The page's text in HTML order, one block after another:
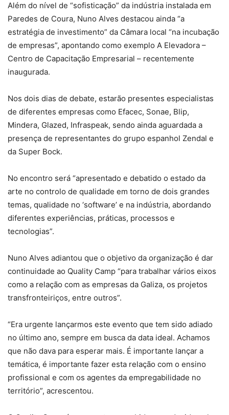
Além do nível de “sofisticação” da indústria instalada em
Paredes de Coura, Nuno Alves destacou ainda “a
estratégia de investimento” da Câmara local “na incubação
de empresas”, apontando como exemplo A Elevadora –
Centro de Capacitação Empresarial – recentemente
inaugurada.
Nos dois dias de debate, estarão presentes especialistas
de diferentes empresas como Efacec, Sonae, Blip,
Mindera, Glazed, Infraspeak, sendo ainda aguardada a
presença de representantes do grupo espanhol Zendal e
da Super Bock.
No encontro será “apresentado e debatido o estado da
arte no controlo de qualidade em torno de dois grandes
temas, qualidade no ‘software’ e na indústria, abordando
diferentes experiências, práticas, processos e
tecnologias”.
Nuno Alves adiantou que o objetivo da organização é dar
continuidade ao Quality Camp “para trabalhar vários eixos
como a relação com as empresas da Galiza, os projetos
transfronteiriços, entre outros”.
“Era urgente lançarmos este evento que tem sido adiado
no último ano, sempre em busca da data ideal. Achamos
que não dava para esperar mais. É importante lançar a
temática, é importante fazer esta relação com o ensino
profissional e com os agentes da empregabilidade no
território”, acrescentou.